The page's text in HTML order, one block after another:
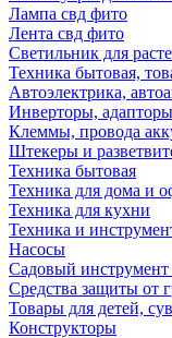
Лампа свд фито
Лента свд фито
Светильник для
Техника бытовая,
Автоэлектрика,
Инверторы, адапторы
Клеммы, провода
Штекеры и
Техника бытовая
Техника для дома и
Техника для кухни
Техника и
Насосы
Садовый инструмент
Средства защиты от
Товары для детей,
Конструкторы